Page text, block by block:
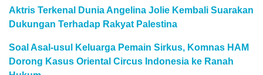
Aktris Terkenal Dunia Angelina Jolie Kembali Suarakan
Dukungan Terhadap Rakyat Palestina
Soal Asal-usul Keluarga Pemain Sirkus, Komnas HAM
Dorong Kasus Oriental Circus Indonesia ke Ranah